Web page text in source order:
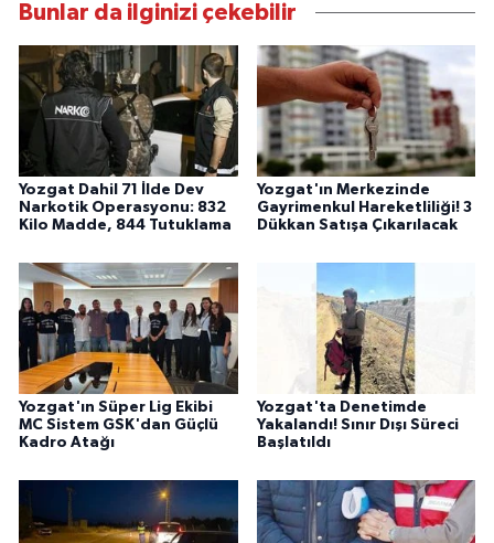
Bunlar da ilginizi çekebilir
Yozgat Dahil 71 İlde Dev
Narkotik Operasyonu: 832
Kilo Madde, 844 Tutuklama
Yozgat'ın Merkezinde
Gayrimenkul Hareketliliği! 3
Dükkan Satışa Çıkarılacak
Yozgat'ın Süper Lig Ekibi
MC Sistem GSK'dan Güçlü
Kadro Atağı
Yozgat'ta Denetimde
Yakalandı! Sınır Dışı Süreci
Başlatıldı